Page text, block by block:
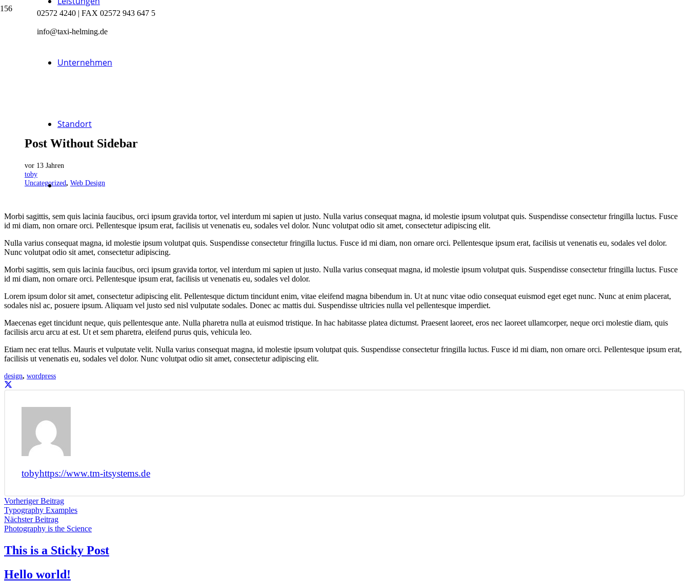
02572 4240 | FAX 02572 943 647 5
info@taxi-helming.de
Unternehmen
Standort
Post Without Sidebar
vor 13 Jahren
toby
Uncategorized, Web Design
Morbi sagittis, sem quis lacinia faucibus, orci ipsum gravida tortor, vel interdum mi sapien ut justo. Nulla varius consequat magna, id molestie ipsum volutpat quis. Suspendisse consectetur fringilla luctus. Fusce
id mi diam, non ornare orci. Pellentesque ipsum erat, facilisis ut venenatis eu, sodales vel dolor. Nunc volutpat odio sit amet, consectetur adipiscing elit.
Nulla varius consequat magna, id molestie ipsum volutpat quis. Suspendisse consectetur fringilla luctus. Fusce id mi diam, non ornare orci. Pellentesque ipsum erat, facilisis ut venenatis eu, sodales vel dolor.
Nunc volutpat odio sit amet, consectetur adipiscing.
Morbi sagittis, sem quis lacinia faucibus, orci ipsum gravida tortor, vel interdum mi sapien ut justo. Nulla varius consequat magna, id molestie ipsum volutpat quis. Suspendisse consectetur fringilla luctus. Fusce
id mi diam, non ornare orci. Pellentesque ipsum erat, facilisis ut venenatis eu, sodales vel dolor.
Lorem ipsum dolor sit amet, consectetur adipiscing elit. Pellentesque dictum tincidunt enim, vitae eleifend magna bibendum in. Ut at nunc vitae odio consequat euismod eget eget nunc. Nunc at enim placerat,
sodales nisl ac, posuere ipsum. Aliquam vel justo sed nisl vulputate sodales. Donec ac mattis dui. Suspendisse ultricies nulla vel pellentesque imperdiet.
Maecenas eget tincidunt neque, quis pellentesque ante. Nulla pharetra nulla at euismod tristique. In hac habitasse platea dictumst. Praesent laoreet, eros nec laoreet ullamcorper, neque orci molestie diam, quis
facilisis arcu arcu at est. Ut et sem pharetra, eleifend purus quis, vehicula leo.
Etiam nec erat tellus. Mauris et vulputate velit. Nulla varius consequat magna, id molestie ipsum volutpat quis. Suspendisse consectetur fringilla luctus. Fusce id mi diam, non ornare orci. Pellentesque ipsum erat,
facilisis ut venenatis eu, sodales vel dolor. Nunc volutpat odio sit amet, consectetur adipiscing elit.
design, wordpress
tobyhttps://www.tm-itsystems.de
Vorheriger Beitrag
Typography Examples
Nächster Beitrag
Photography is the Science
This is a Sticky Post
Hello world!